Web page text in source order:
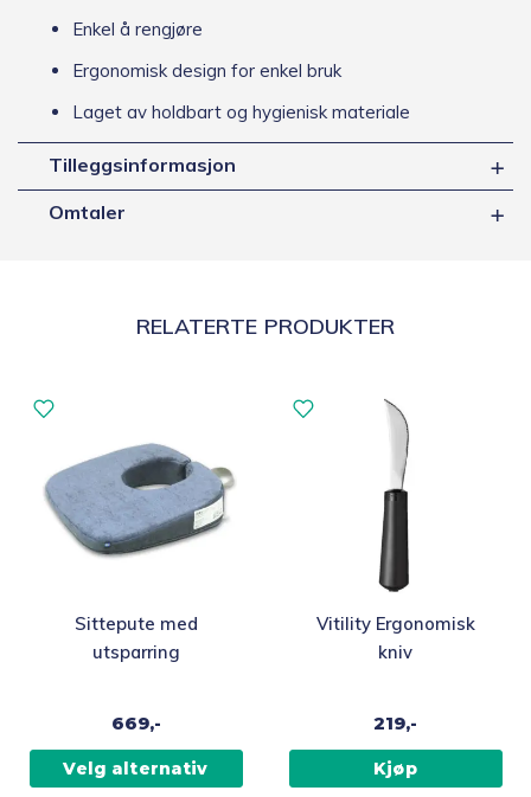
Enkel å rengjøre
Ergonomisk design for enkel bruk
Laget av holdbart og hygienisk materiale
Tilleggsinformasjon
Omtaler
RELATERTE PRODUKTER
Sittepute med
utsparring
669,-
Velg alternativ
Alternativene
kan
Vitility Ergonomisk
kniv
219,-
Kjøp